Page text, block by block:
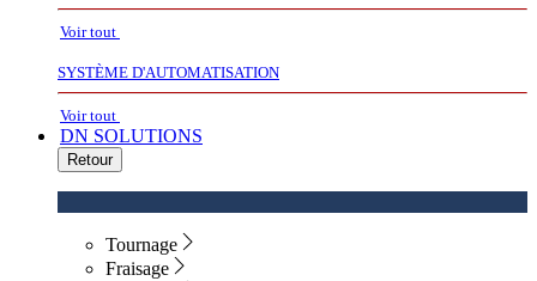
Voir tout
SYSTÈME D'AUTOMATISATION
Voir tout
DN SOLUTIONS
Retour
Tournage
Fraisage